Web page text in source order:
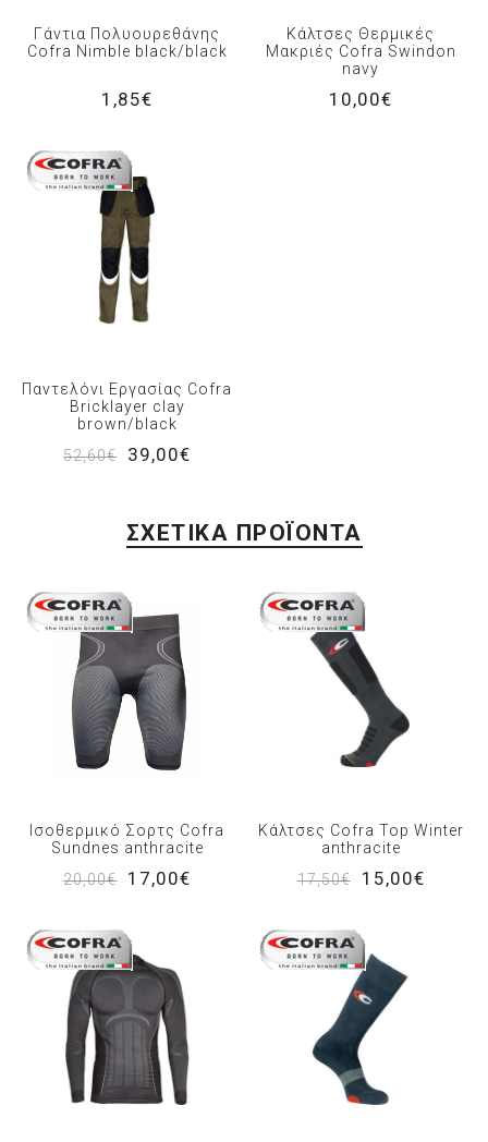
Γάντια Πολυουρεθάνης
Cofra Nimble black/black
1,85€
Κάλτσες Θερμικές
Μακριές Cofra Swindon
navy
10,00€
Παντελόνι Εργασίας Cofra
Bricklayer clay
brown/black
52,60€
39,00€
ΣΧΕΤΙΚΆ ΠΡΟΪΌΝΤΑ
Ισοθερμικό Σορτς Cofra
Sundnes anthracite
20,00€
17,00€
Κάλτσες Cofra Top Winter
anthracite
17,50€
15,00€